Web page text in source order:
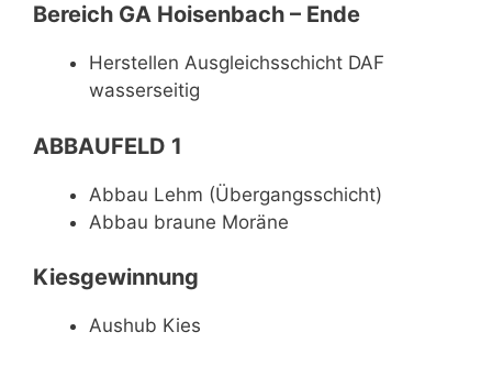
Bereich GA Hoisenbach – Ende
Herstellen Ausgleichsschicht DAF
wasserseitig
ABBAUFELD 1
Abbau Lehm (Übergangsschicht)
Abbau braune Moräne
Kiesgewinnung
Aushub Kies